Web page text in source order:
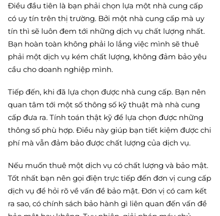
Điều đầu tiên là bạn phải chọn lựa một nhà cung cấp
có uy tín trên thị trường. Bởi một nhà cung cấp mà uy
tín thì sẽ luôn đem tới những dịch vụ chất lượng nhất.
Bạn hoàn toàn không phải lo lắng việc mình sẽ thuê
phải một dịch vụ kém chất lượng, không đảm bảo yêu
cầu cho doanh nghiệp mình.
Tiếp đến, khi đã lựa chọn được nhà cung cấp. Bạn nên
quan tâm tới một số thông số kỹ thuật mà nhà cung
cấp đưa ra. Tính toán thật kỹ để lựa chọn được những
thông số phù hợp. Điều này giúp bạn tiết kiệm được chi
phí mà vẫn đảm bảo được chất lượng của dịch vụ.
Nếu muốn thuê một dịch vụ có chất lượng và bảo mật.
Tốt nhất bạn nên gọi điện trực tiếp đến đơn vị cung cấp
dịch vụ để hỏi rõ về vấn đề bảo mật. Đơn vị có cam kết
ra sao, có chính sách bảo hành gì liên quan đến vấn đề